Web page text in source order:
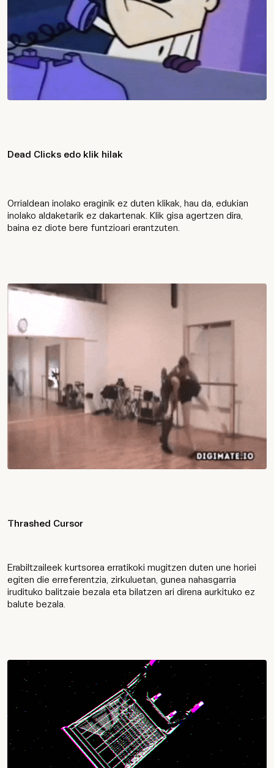
Dead Clicks edo klik hilak
Orrialdean inolako eraginik ez duten klikak, hau da, edukian
inolako aldaketarik ez dakartenak. Klik gisa agertzen dira,
baina ez diote bere funtzioari erantzuten.
Thrashed Cursor
Erabiltzaileek kurtsorea erratikoki mugitzen duten une horiei
egiten die erreferentzia, zirkuluetan, gunea nahasgarria
irudituko balitzaie bezala eta bilatzen ari direna aurkituko ez
balute bezala.